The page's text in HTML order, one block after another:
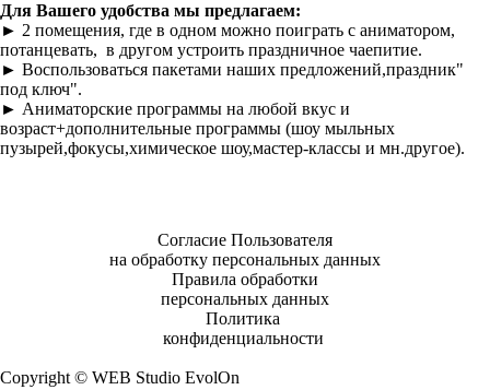
Для Вашего удобства мы предлагаем:
► 2 помещения, где в одном можно поиграть с аниматором,
потанцевать, в другом устроить праздничное чаепитие.
► Воспользоваться пакетами наших предложений,праздник"
под ключ".
► Аниматорские программы на любой вкус и
возраст+дополнительные программы (шоу мыльных
пузырей,фокусы,химическое шоу,мастер-классы и мн.другое).
Согласие Пользователя
на обработку персональных данных
Правила обработки
персональных данных
Политика
конфиденциальности
Copyright © WEB Studio EvolOn